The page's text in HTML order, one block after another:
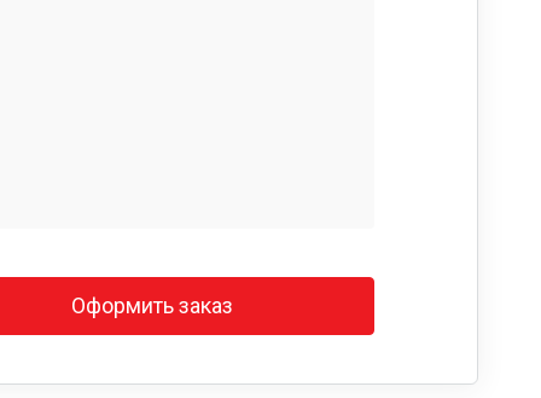
Оформить заказ